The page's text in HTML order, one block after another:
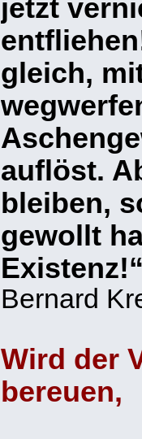
jetzt
gleich,
auflöst.
bleiben,
gewollt
Bernard
Wird der
bereuen,